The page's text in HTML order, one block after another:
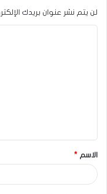
لن يتم نشر عنوان بريدك
الاسم *